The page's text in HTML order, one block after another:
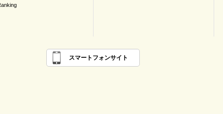
スマートフォンサイト